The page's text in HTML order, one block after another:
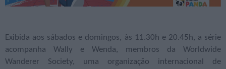
Exibida aos sábados e domingos, às 11.30h e 20.45h, a série
acompanha Wally e Wenda, membros da Worldwide
Wanderer Society, uma organização internacional de